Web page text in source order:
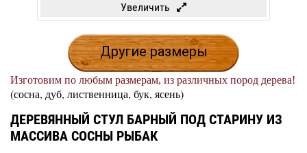
Увеличить
Другие размеры
Изготовим по любым размерам, из различных пород дерева!
(сосна, дуб, лиственница, бук, ясень)
ДЕРЕВЯННЫЙ СТУЛ БАРНЫЙ ПОД СТАРИНУ ИЗ
МАССИВА СОСНЫ РЫБАК